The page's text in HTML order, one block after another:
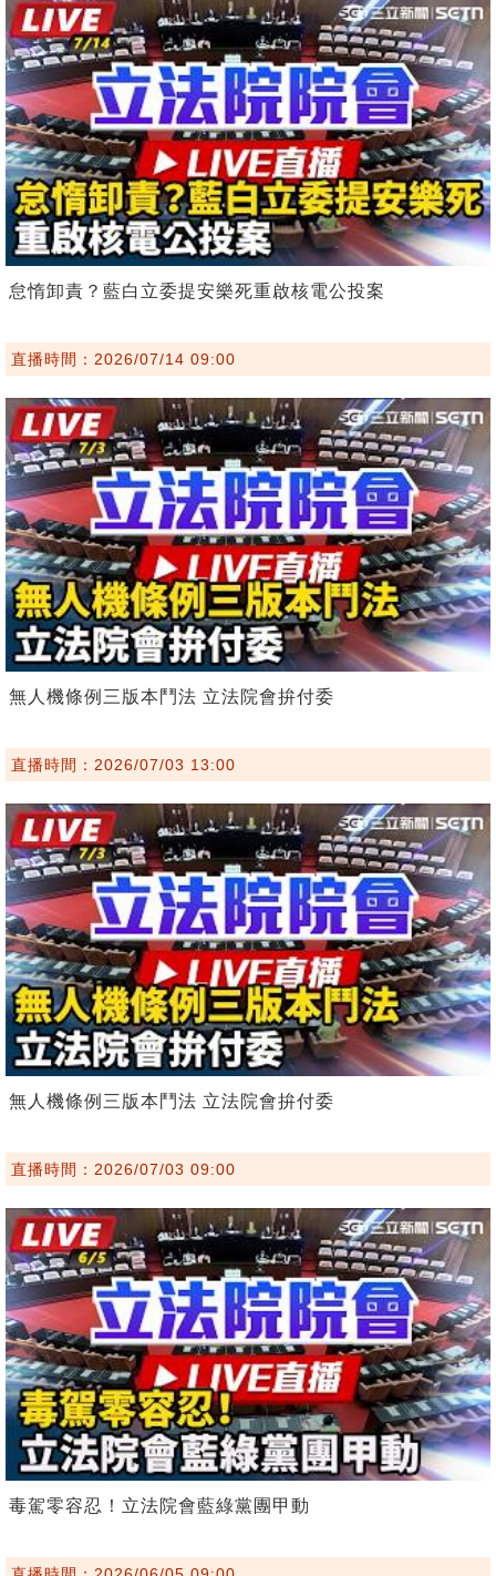
怠惰卸責？藍白立委提安樂死重啟核電公投案
直播時間：2026/07/14 09:00
無人機條例三版本鬥法 立法院會拚付委
直播時間：2026/07/03 13:00
無人機條例三版本鬥法 立法院會拚付委
直播時間：2026/07/03 09:00
毒駕零容忍！立法院會藍綠黨團甲動